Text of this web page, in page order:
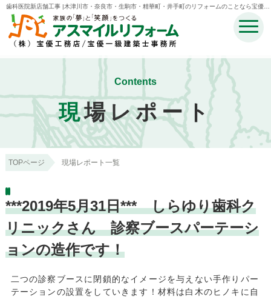
歯科医院新店舗工事 |木津川市・奈良市・生駒市・精華町・井手町のリフォームのことなら宝優工
務店アスマイルリフォーム
Contents
現場レポート
TOPページ 現場レポート一覧
***2019年5月31日*** しらゆり歯科ク
リニックさん 診察ブースパーテーシ
ョンの造作です！
二つの診察ブースに閉鎖的なイメージを与えない手作りパー
テーションの設置をしていきます！材料は白木のヒノキに自